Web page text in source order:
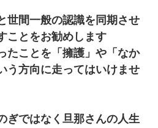
ックしてる」Ａ「ずるい！クレク
ーチ！バーカ！」→ 後日、Ａ旦那が
世間一般の認識を同期させ
ことをお勧めします
たことを「擁護」や「なか
う方向に走ってはいけませ
ぎではなく旦那さんの人生